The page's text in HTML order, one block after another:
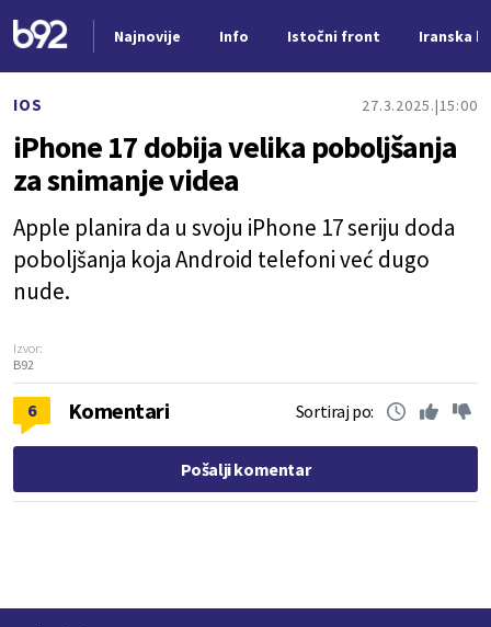
Najnovije Info Istočni front Iranska
IOS 27.3.2025. 15:00
iPhone 17 dobija velika poboljšanja
za snimanje videa
Apple planira da u svoju iPhone 17 seriju doda
poboljšanja koja Android telefoni već dugo
nude.
Izvor:
B92
6 Komentari Sortiraj po:
Pošalji komentar